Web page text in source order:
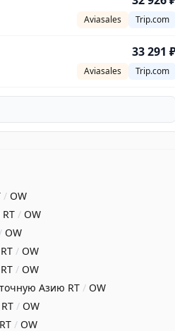
Aviasales Trip.com
33 291
Aviasales Trip.com
/ OW
RT / OW
OW
RT / OW
RT / OW
Азию RT / OW
RT / OW
RT / OW